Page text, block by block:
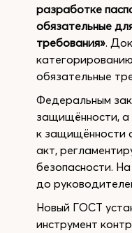
разработке
обязательные
требования».
обязательные
Федеральным
защищённости, а
к защищённости
акт,
безопасности.
до
Новый ГОСТ
инструмент